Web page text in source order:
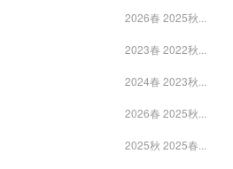
2026春 2025秋...
2023春 2022秋...
2024春 2023秋...
2026春 2025秋...
2025秋 2025春...